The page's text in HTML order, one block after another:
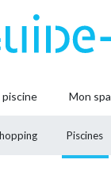
piscine Mon spa
Piscines